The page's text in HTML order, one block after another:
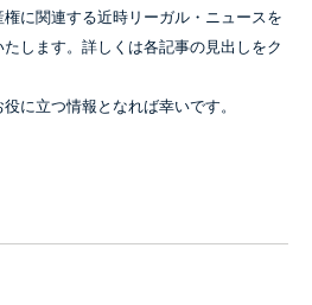
に関連する近時リーガル・ニュースを
します。詳しくは各記事の見出しをク
に立つ情報となれば幸いです。